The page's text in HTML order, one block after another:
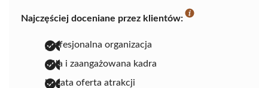
Najczęściej doceniane przez klientów:
profesjonalna organizacja
miła i zaangażowana kadra
bogata oferta atrakcji